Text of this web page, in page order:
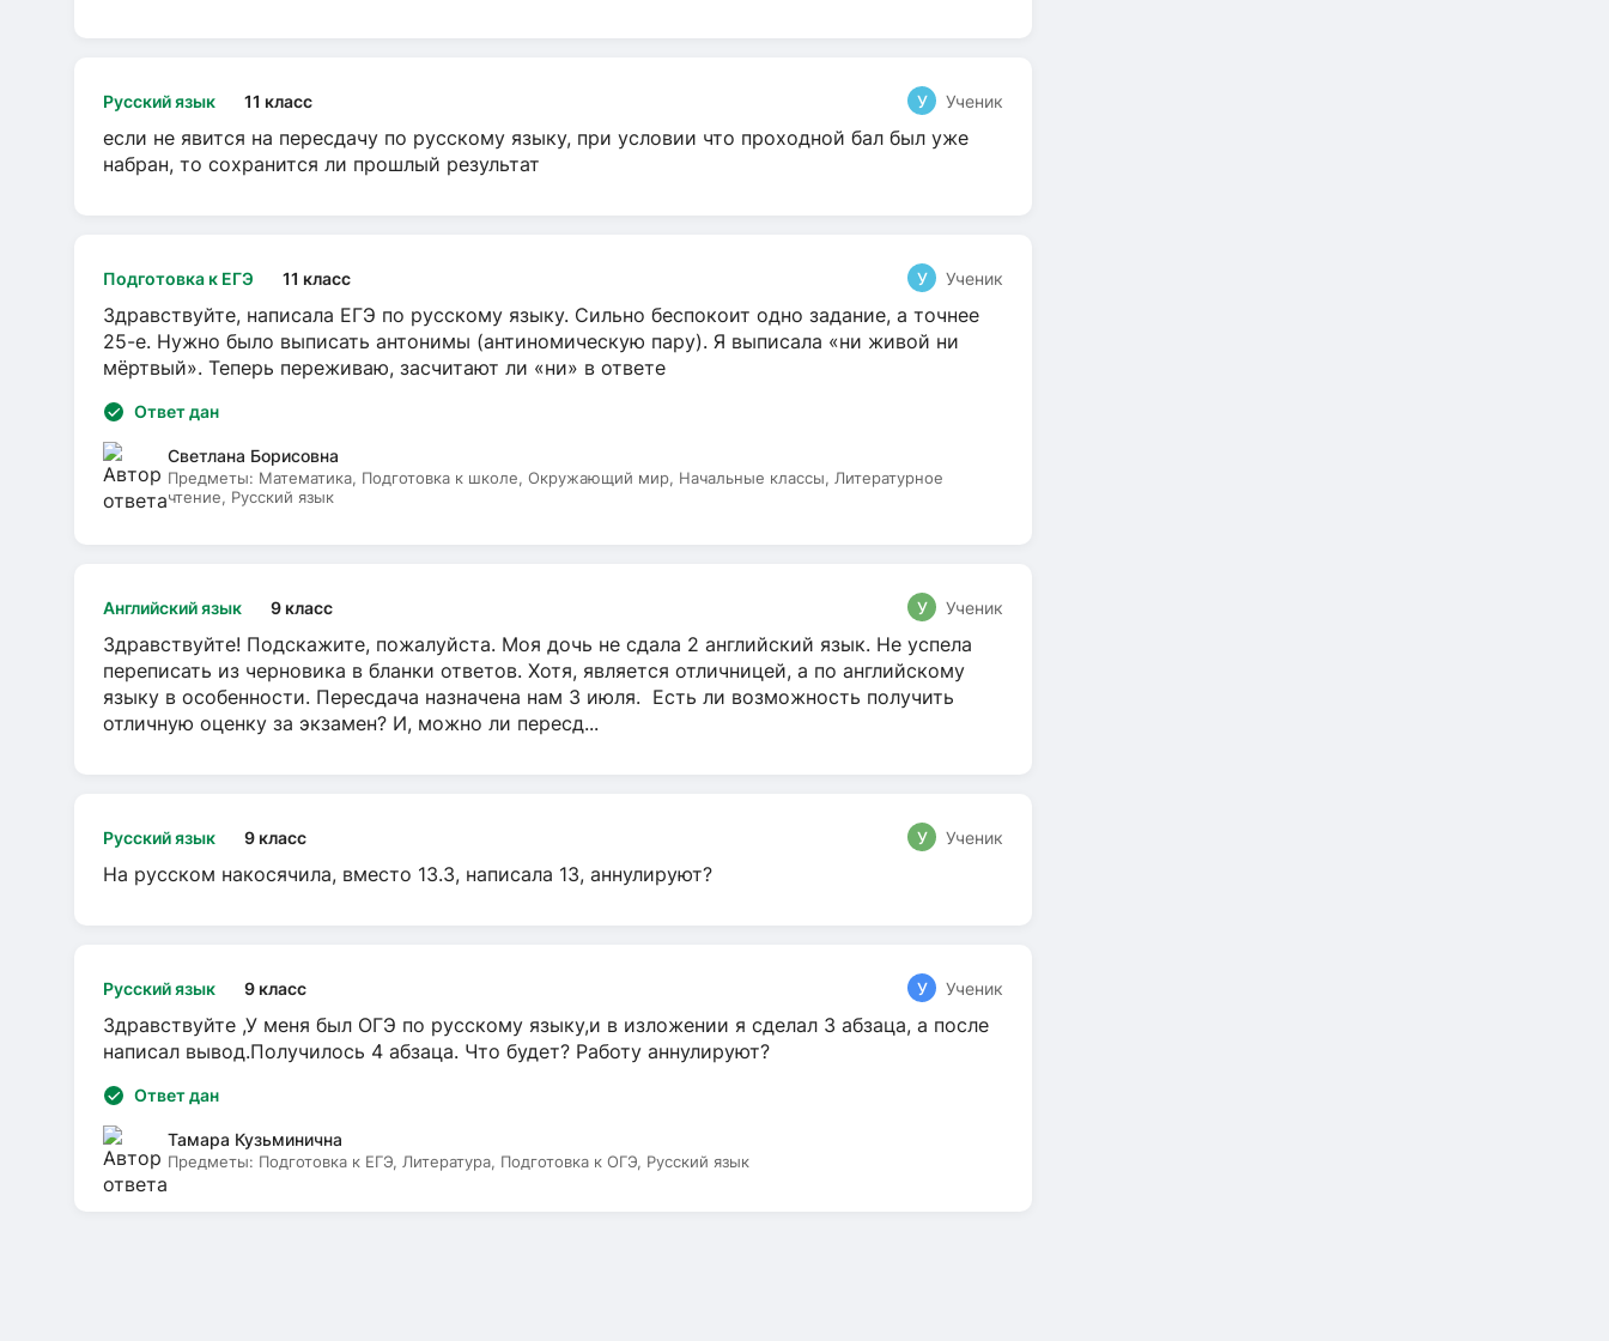
Русский язык 11 класс У Ученик
если не явится на пересдачу по русскому языку, при условии что проходной бал был уже
набран, то сохранится ли прошлый результат
Подготовка к ЕГЭ 11 класс У Ученик
Здравствуйте, написала ЕГЭ по русскому языку. Сильно беспокоит одно задание, а точнее
25-е. Нужно было выписать антонимы (антиномическую пару). Я выписала «ни живой ни
мёртвый». Теперь переживаю, засчитают ли «ни» в ответе
Ответ дан
Светлана Борисовна
Предметы: Математика, Подготовка к школе, Окружающий мир, Начальные классы, Литературное
чтение, Русский язык
Английский язык 9 класс У Ученик
Здравствуйте! Подскажите, пожалуйста. Моя дочь не сдала 2 английский язык. Не успела
переписать из черновика в бланки ответов. Хотя, является отличницей, а по английскому
языку в особенности. Пересдача назначена нам 3 июля. Есть ли возможность получить
отличную оценку за экзамен? И, можно ли пересд...
Русский язык 9 класс У Ученик
На русском накосячила, вместо 13.3, написала 13, аннулируют?
Русский язык 9 класс У Ученик
Здравствуйте ,У меня был ОГЭ по русскому языку,и в изложении я сделал 3 абзаца, а после
написал вывод.Получилось 4 абзаца. Что будет? Работу аннулируют?
Ответ дан
Тамара Кузьминична
Предметы: Подготовка к ЕГЭ, Литература, Подготовка к ОГЭ, Русский язык